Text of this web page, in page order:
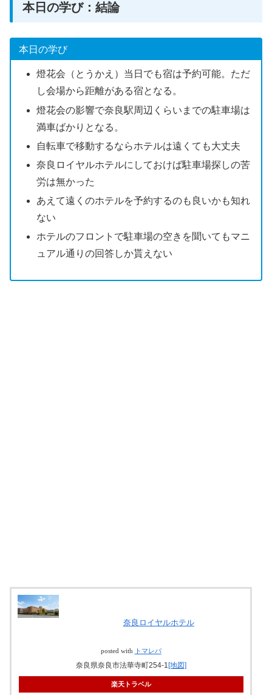
本日の学び：結論
本日の学び
燈花会（とうかえ）当日でも宿は予約可能。ただ
し会場から距離がある宿となる。
燈花会の影響で奈良駅周辺くらいまでの駐車場は
満車ばかりとなる。
自転車で移動するならホテルは遠くても大丈夫
奈良ロイヤルホテルにしておけば駐車場探しの苦
労は無かった
あえて遠くのホテルを予約するのも良いかも知れ
ない
ホテルのフロントで駐車場の空きを聞いてもマニ
ュアル通りの回答しか貰えない
奈良ロイヤルホテル
posted with トマレバ
奈良県奈良市法華寺町254-1 [地図]
楽天トラベル